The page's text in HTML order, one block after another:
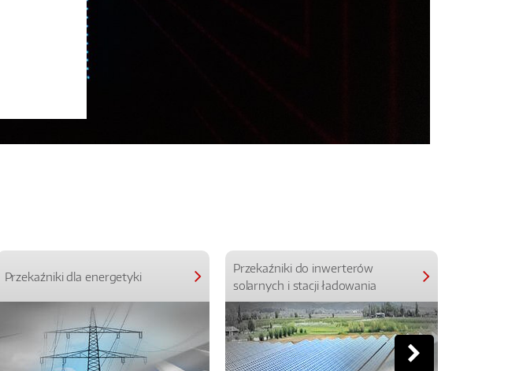
Przekaźniki dla energetyki
Przekaźniki do inwerterów
solarnych i stacji ładowania